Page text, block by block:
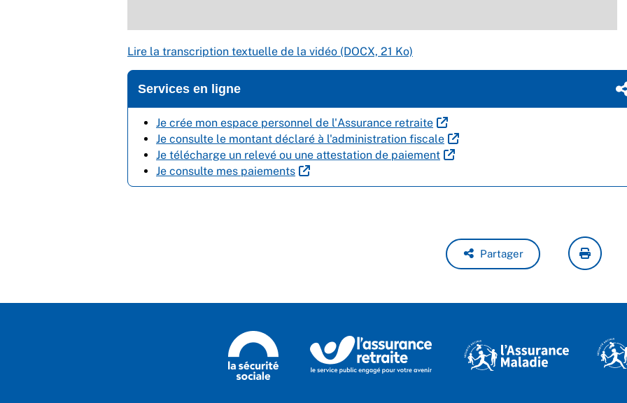
Lire la transcription textuelle de la vidéo (DOCX, 21 Ko)
Services en ligne
Je crée mon espace personnel de l'Assurance retraite
Je consulte le montant déclaré à l'administration fiscale
Je télécharge un relevé ou une attestation de paiement
Je consulte mes paiements
Partager